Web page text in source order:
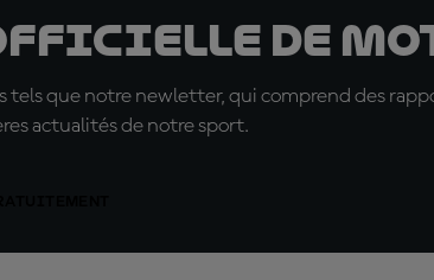
de
que notre newletter, qui comprend des
actualités de notre sport.